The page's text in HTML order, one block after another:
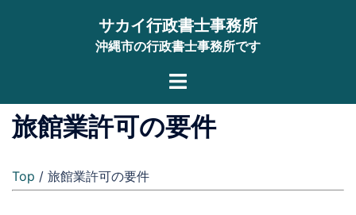
ス
サカイ行政書士事務所
沖縄市の行政書士事務所です
ト
ル
メ
旅館業許可の要件
Top / 旅館業許可の要件